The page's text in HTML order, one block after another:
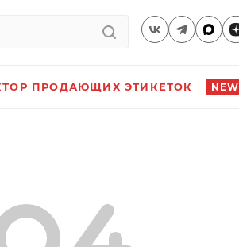
ПРОДАЮЩИХ ЭТИКЕТОК NEW